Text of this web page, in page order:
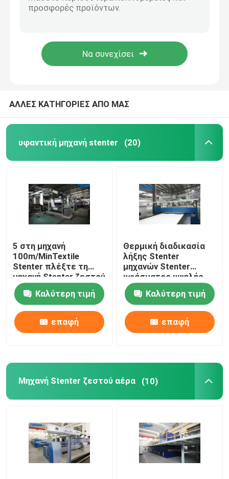
Μηχανή ρύθμισης θερμότητας υφάσματος
Tenter μηχανή πλαισίων
Μηχανή υφαντικής εκτύπωσης
Πέστε την αποξηραντική μηχανή
stenter μηχανή λήξης
Χαλαρώστε την ξηρότερη μηχανή
ΑΛΛΕΣ ΚΑΤΗΓΟΡΙΕΣ ΑΠΟ ΜΑΣ
υφαντική μηχανή stenter (20)
5 στη μηχανή
100m/MinTextile
Stenter πλέξτε τη
μηχανή Stenter ζεστού
αέρα ατμού τύπων
Καλύτερη τιμή
επαφή
Θερμική διαδικασία
λήξης Stenter
μηχανών Stenter
υφάσματος υψηλής
ταχύτητας
πετρελαίου
πολυεστέρα
Καλύτερη τιμή
επαφή
Μηχανή Stenter ζεστού αέρα (10)